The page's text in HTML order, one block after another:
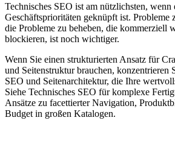
Technisches SEO ist am nützlichsten, wenn
Geschäftsprioritäten geknüpft ist. Probleme
die Probleme zu beheben, die kommerziell
blockieren, ist noch wichtiger.
Wenn Sie einen strukturierten Ansatz für
und Seitenstruktur brauchen, konzentrieren
SEO und Seitenarchitektur, die Ihre
Siehe Technisches SEO für komplexe
Ansätze zu facettierter Navigation,
Budget in großen Katalogen.